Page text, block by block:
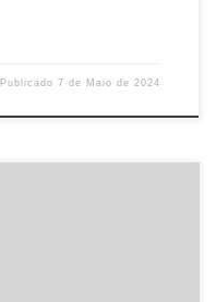
Publicado7 de Maio de 2024